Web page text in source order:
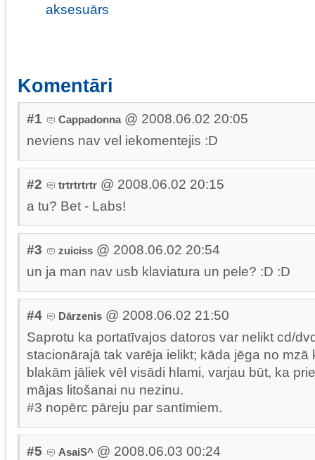
aksesuārs
Komentāri
#1 Cappadonna @ 2008.06.02 20:05
neviens nav vel iekomentejis :D
#2 trtrtrtrtr @ 2008.06.02 20:15
a tu? Bet - Labs!
#3 zuiciss @ 2008.06.02 20:54
un ja man nav usb klaviatura un pele? :D :D
#4 Dārzenis @ 2008.06.02 21:50
Saprotu ka portatīvajos datoros var nelikt cd/
stacionārajā tak varēja ielikt; kāda jēga no mzā
blakām jāliek vēl visādi hlami, varjau būt, ka
mājas litošanai nu nezinu.
#3 nopērc pāreju par santīmiem.
#5 AsaiS^ @ 2008.06.03 00:24